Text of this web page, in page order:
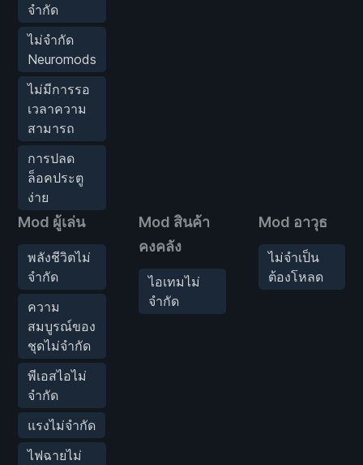
จำกัด
ไม่จำกัด
Neuromods
ไม่มีการรอ
เวลาความ
สามารถ
การปลด
ล็อคประตู
ง่าย
Mod ผู้เล่น
พลังชีวิตไม่
จำกัด
ความ
สมบูรณ์ของ
ชุดไม่จำกัด
พีเอสไอไม่
จำกัด
แรงไม่จำกัด
ไฟฉายไม่
Mod สินค้า
คงคลัง
ไอเทมไม่
จำกัด
Mod อาวุธ
ไม่จำเป็น
ต้องโหลด